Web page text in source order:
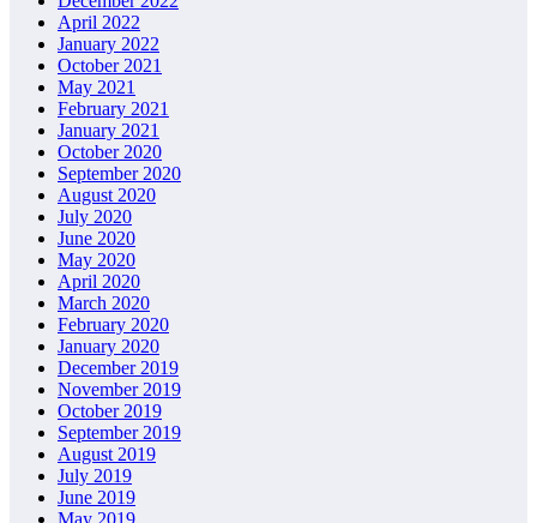
April 2022
January 2022
October 2021
May 2021
February 2021
January 2021
October 2020
September 2020
August 2020
July 2020
June 2020
May 2020
April 2020
March 2020
February 2020
January 2020
December 2019
November 2019
October 2019
September 2019
August 2019
July 2019
June 2019